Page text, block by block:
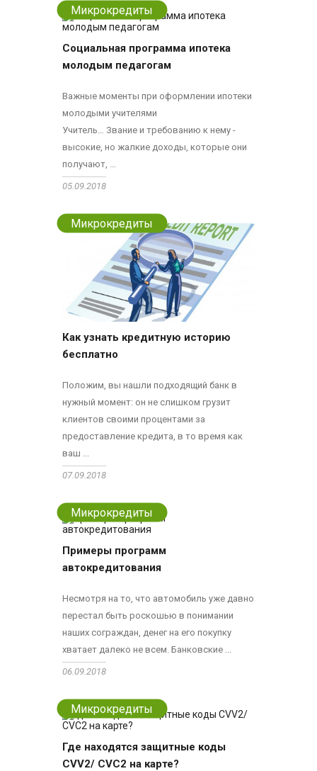
Микрокредиты
Социальная программа ипотека
молодым педагогам
Важные моменты при оформлении ипотеки
молодыми учителями
Учитель… Звание и требованию к нему -
высокие, но жалкие доходы, которые они
получают, ...
05.09.2018
Микрокредиты
Как узнать кредитную историю
бесплатно
Положим, вы нашли подходящий банк в
нужный момент: он не слишком грузит
клиентов своими процентами за
предоставление кредита, в то время как
ваш ...
07.09.2018
Микрокредиты
Примеры программ
автокредитования
Несмотря на то, что автомобиль уже давно
перестал быть роскошью в понимании
наших сограждан, денег на его покупку
хватает далеко не всем. Банковские ...
06.09.2018
Микрокредиты
Где находятся защитные коды
CVV2/ CVC2 на карте?